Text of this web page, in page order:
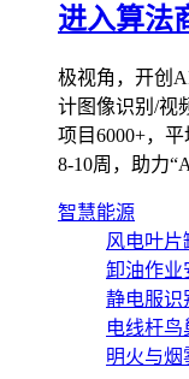
进入算法
极视角，开创
计图像识别/视
项目6000+，
8-10周，助力
智慧能源
风电叶片
卸油作业
静电服识
电线杆鸟
明火与烟